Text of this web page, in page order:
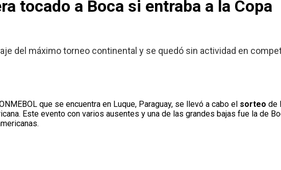
tocado a Boca si entraba a la Copa
del máximo torneo continental y se quedó sin actividad en
que se encuentra en Luque, Paraguay, se llevó a cabo elsorteo de
Este evento con varios ausentes y una de las grandes bajas fue la de